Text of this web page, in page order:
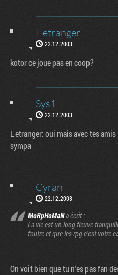
L etranger
22.12.2003
kotor ce joue pas en coop?
Sys1
22.12.2003
L etranger: oui mais avec tes
sympa
Cyran
22.12.2003
MoRpHoMaNa écrit :
La vie est un long fleuve
foutre et que les rpg c'est votre
On voit bien que tu n'es pas fan